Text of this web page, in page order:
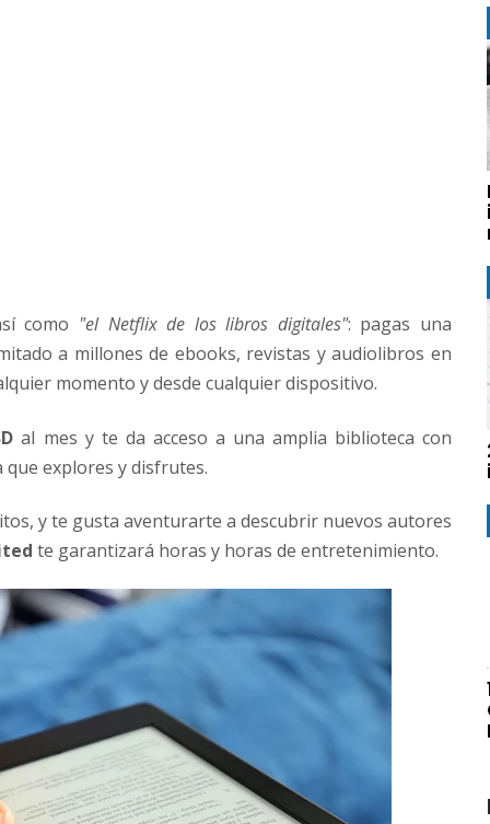
como "el Netflix de los libros digitales": pagas una
a millones de ebooks, revistas y audiolibros en
momento y desde cualquier dispositivo.
al mes y te da acceso a una amplia biblioteca con
explores y disfrutes.
y te gusta aventurarte a descubrir nuevos autores
te garantizará horas y horas de entretenimiento.